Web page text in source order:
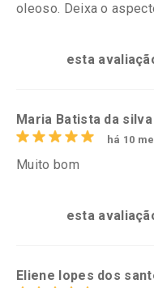
oleoso. Deixa o
esta
Maria Batista da silva
há 10
Muito bom
esta
Eliene lopes dos